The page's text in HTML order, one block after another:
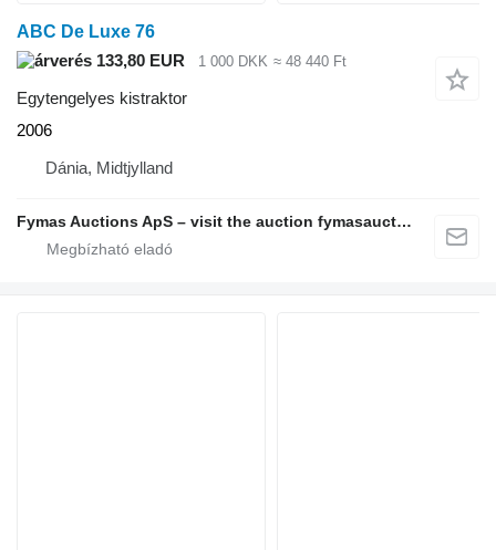
ABC De Luxe 76
133,80 EUR
1 000 DKK ≈ 48 440 Ft
Egytengelyes kistraktor
2006
Dánia, Midtjylland
Fymas Auctions ApS – visit the auction fymasauctions.dk